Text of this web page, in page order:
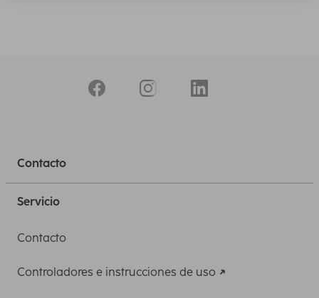
Contacto
Servicio
Contacto
Controladores e instrucciones de uso